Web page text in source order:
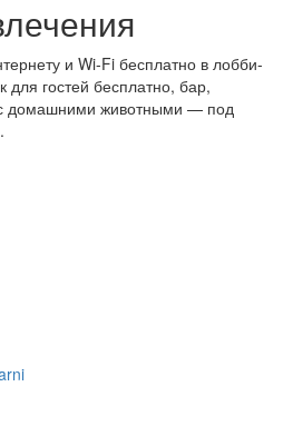
и Wi-Fi бесплатно в лобби-
для гостей бесплатно, бар,
домашними животными — под